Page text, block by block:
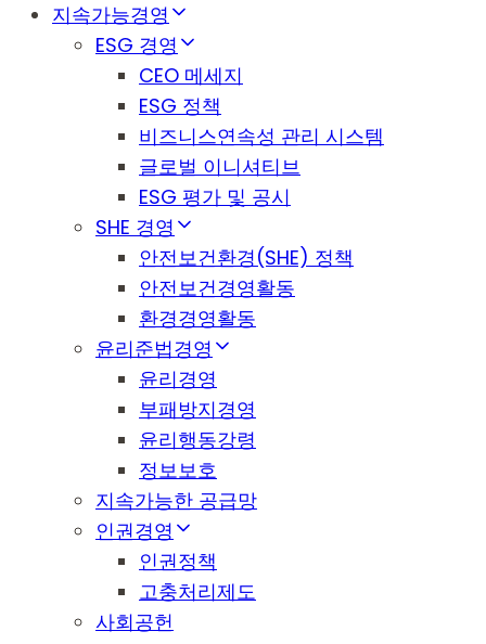
지속가능경영
ESG 경영
CEO 메세지
ESG 정책
비즈니스연속성 관리 시스템
글로벌 이니셔티브
ESG 평가 및 공시
SHE 경영
안전보건환경(SHE) 정책
안전보건경영활동
환경경영활동
윤리준법경영
윤리경영
부패방지경영
윤리행동강령
정보보호
지속가능한 공급망
인권경영
인권정책
고충처리제도
사회공헌